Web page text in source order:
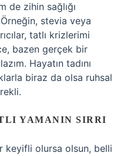
de zihin sağlığı
stevia veya
tatlı krizlerimi
bazen gerçek bir
Hayatın tadını
biraz da olsa ruhsal
YAMANIN SIRRI
keyifli olursa olsun, belli